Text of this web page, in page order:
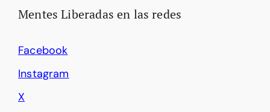
Mentes Liberadas en las redes
Facebook
Instagram
X